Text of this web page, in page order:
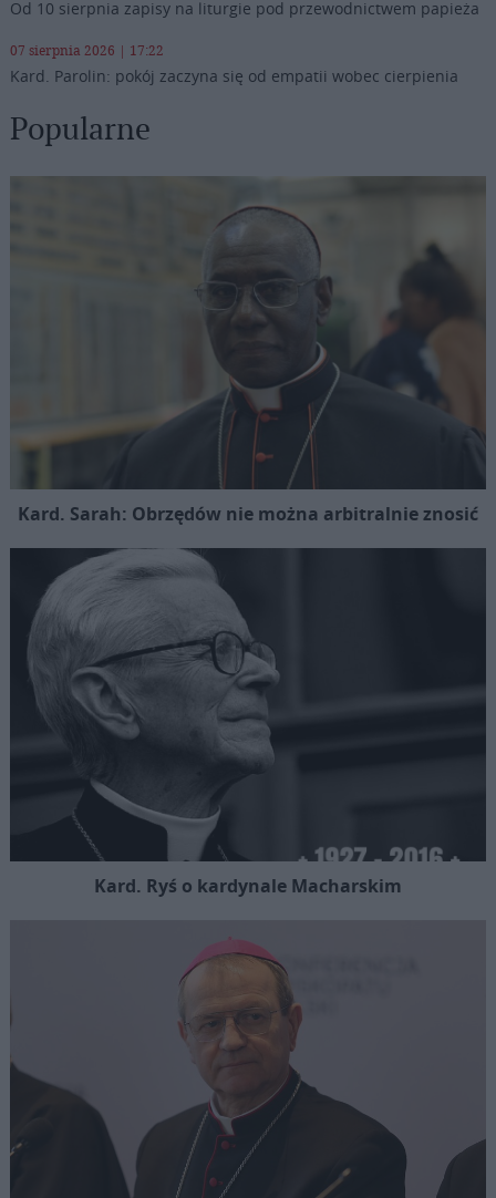
Od 10 sierpnia zapisy na liturgie pod przewodnictwem papieża
07 sierpnia 2026 | 17:22
Kard. Parolin: pokój zaczyna się od empatii wobec cierpienia
Popularne
Kard. Sarah: Obrzędów nie można arbitralnie znosić
Kard. Ryś o kardynale Macharskim